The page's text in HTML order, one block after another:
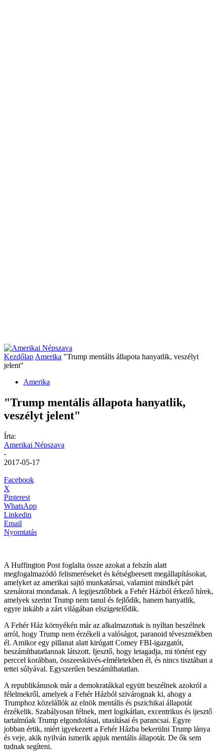
Kezdőlap Amerika "Trump mentális állapota hanyatlik, veszélyt
jelent"
Amerika
"Trump mentális állapota hanyatlik,
veszélyt jelent"
Írta:
Amerikai Népszava
-
2017-05-17
Facebook
X
Pinterest
WhatsApp
Linkedin
Email
Nyomtatás
A Huffington Post foglalta össze azokat a felszín alatt
megfogalmazódó felismeréseket és kétségbeesett megállapításokat,
amelyket az amerikai sajtó munkatársai, valamint mindkét párt
szenátorai mondanak. A legijesztőbbek a Fehér Házból érkező hírek,
amelyek szerint Trump nem tanul és fejlődik, hanem hanyatlik,
egyre inkább a zárt világában elszigetelődik.
A Fehér Ház környékén már az alkalmazottak is nyíltan beszélnek
arról, hogy Trump nem érzékeli a valóságot, paranoid téveszmékben
él. Amikor egy pillanat alatt kirúgatt Comey FBI-igazgatót,
beszámíthatatlannak látszott. Ijesztő, hogy letagadja, mi történt egy
perccel korábban, összeesküvés-elméletekben él, és nincs tisztában a
tettei súlyával. Egyszerűen beszámíthatatlan.
A republikánusok már a demokratákkal együtt beszélnek azokról a
félelmekről, amelyek a Fehér Házból szivárognak ki, ahogy a
Trumphoz közelállók az elnök mentális és pszichikai állapotát
érzékelik. Szabályosan félnek, mert logikátlan, excentrikus és ijesztő
tartalmúak Trump elgondolásai, utasításai és parancsai. Egyre
jobban értik, miért igyekezett a Fehér Házba bekerülni Trump lánya
és veje, akik nyilván ismerik apjuk mentális állapotát. De ők sem
tudnak segíteni.